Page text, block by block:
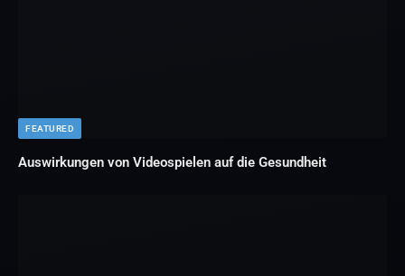
FEATURED
Auswirkungen von Videospielen auf die Gesundheit